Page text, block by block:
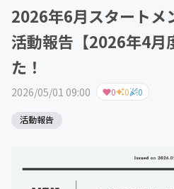
2026年6月スタートメ
活動報告【2026年4月
た！
2026/05/01 09:00 0 0 0
活動報告